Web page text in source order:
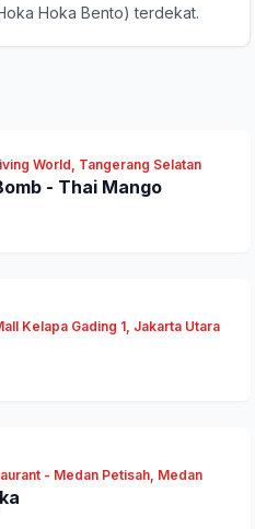
Hoka Bento) terdekat.
World, Tangerang Selatan
- Thai Mango
Kelapa Gading 1, Jakarta Utara
- Medan Petisah, Medan